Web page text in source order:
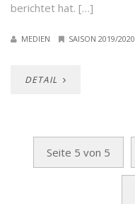
berichtet hat. […]
MEDIEN SAISON 2019/2020
DETAIL
Seite 5 von 5